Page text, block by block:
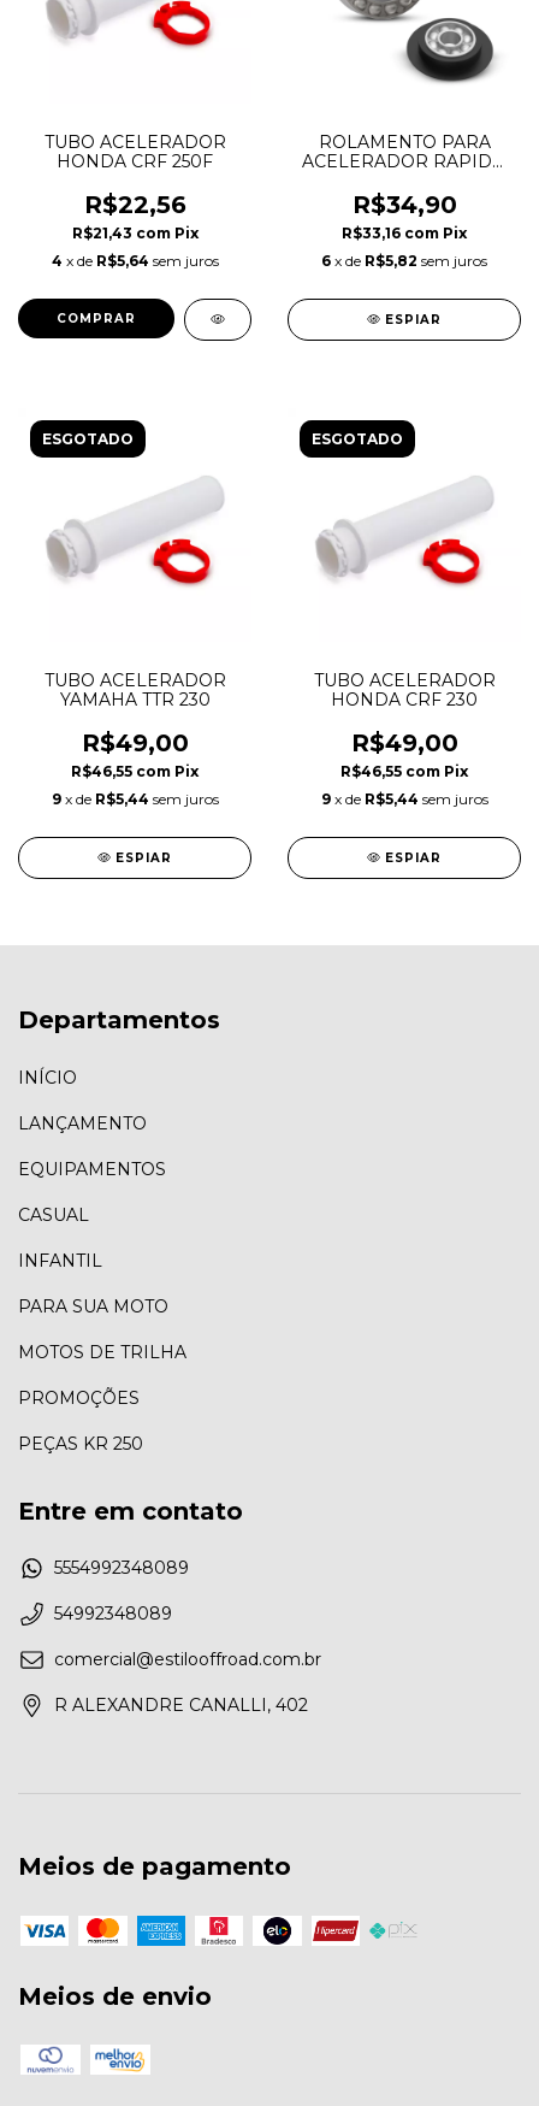
TUBO ACELERADOR
HONDA CRF 250F
R$22,56
R$21,43 com Pix
4 x de R$5,64 sem juros
ROLAMENTO PARA
ACELERADOR RAPIDO
R$34,90
R$33,16 com Pix
6 x de R$5,82 sem juros
ESPIAR
ESGOTADO
TUBO ACELERADOR
YAMAHA TTR 230
R$49,00
R$46,55 com Pix
9 x de R$5,44 sem juros
ESPIAR
ESGOTADO
TUBO ACELERADOR
HONDA CRF 230
R$49,00
R$46,55 com Pix
9 x de R$5,44 sem juros
ESPIAR
Departamentos
INÍCIO
LANÇAMENTO
EQUIPAMENTOS
CASUAL
INFANTIL
PARA SUA MOTO
MOTOS DE TRILHA
PROMOÇÕES
PEÇAS KR 250
Entre em contato
5554992348089
54992348089
comercial@estilooffroad.com.br
R ALEXANDRE CANALLI, 402
Meios de pagamento
Meios de envio